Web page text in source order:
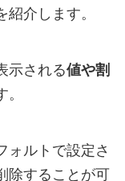
介します。
示される値や割
ォルトで設定さ
除することが可